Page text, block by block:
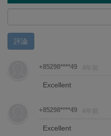
評論
+85298****49 4年前
Excellent
+85298****49 4年前
Excellent